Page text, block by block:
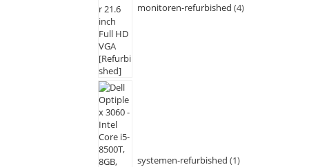
monitoren-refurbished 4
systemen-refurbished 1